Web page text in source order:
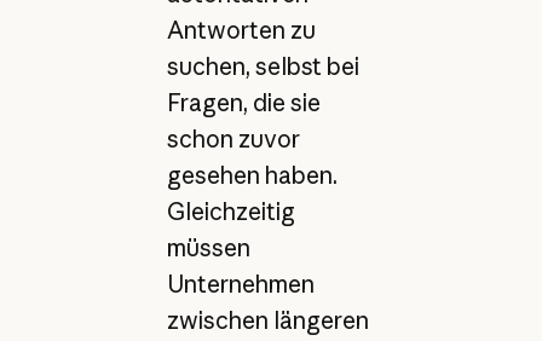
Antworten zu
suchen, selbst bei
Fragen, die sie
schon zuvor
gesehen haben.
Gleichzeitig
müssen
Unternehmen
zwischen längeren